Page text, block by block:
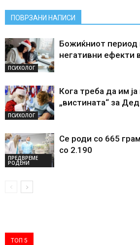
ПОВРЗАНИ НАПИСИ
ПСИХОЛОГ
Божиќниот
негативни ефекти
ПСИХОЛОГ
Кога треба да им
„вистината“ за
ПРЕДВРЕМЕ
РОДЕНИ
Се роди со 665
со 2.190
ТОП 5